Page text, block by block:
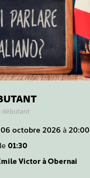
débutant
octobre 2026 à 20:00
01:30
Victor à Obernai